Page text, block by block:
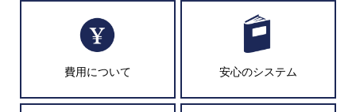
費用について 安心のシステム